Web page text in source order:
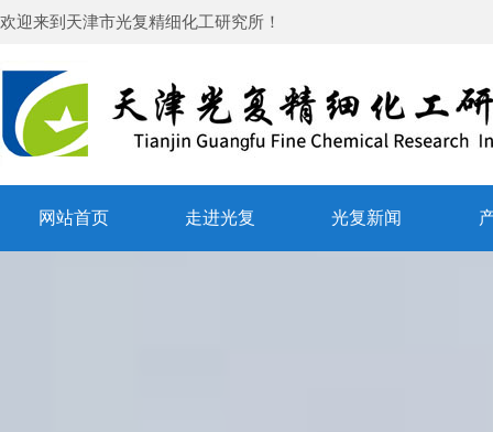
欢迎来到 天津市光复精细化工研究所 ！
网站首页 走进光复 光复新闻